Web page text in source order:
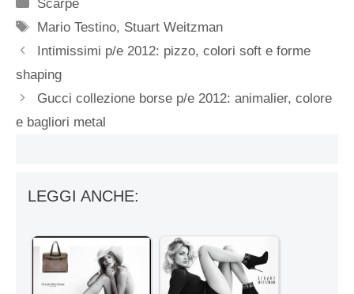
Scarpe
Tag
Mario Testino, Stuart Weitzman
Intimissimi p/e 2012: pizzo, colori soft e forme
shaping
Gucci collezione borse p/e 2012: animalier, colore
e bagliori metal
LEGGI ANCHE: